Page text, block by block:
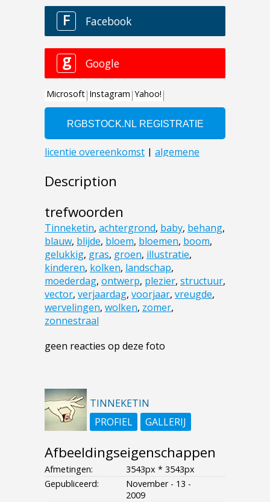
Description
trefwoorden
Tinneketin, achtergrond, baby, behang,
blauw, blijde, bloem, bloemen, boom,
gelukkig, gras, groen, illustratie,
kinderen, kolken, landschap,
moederdag, ontwerp, plezier, structuur,
vector, verjaardag, voorjaar, vreugde,
wervelingen, wolken, zomer,
zonnestraal
geen reacties op deze foto
TINNEKETIN
PROFIEL
GALLERIJ
Afbeeldingseigenschappen
Afmetingen:
3543px * 3543px
Gepubliceerd:
November - 13 -
2009